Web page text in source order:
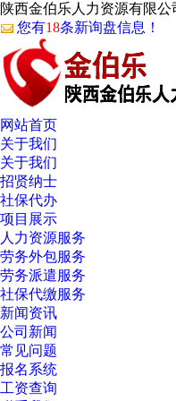
陕西金伯乐人力资源有限
您有18条新询盘信息！
网站首页
关于我们
关于我们
招贤纳士
社保代办
项目展示
人力资源服务
劳务外包服务
劳务派遣服务
社保代缴服务
新闻资讯
公司新闻
常见问题
报名系统
工资查询